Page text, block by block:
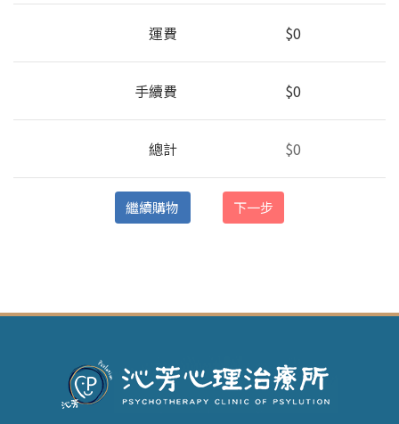
運費 $0
手續費 $0
總計 $0